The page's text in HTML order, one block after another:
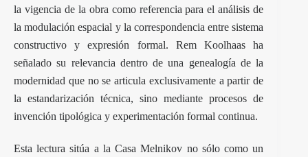
la vigencia de la obra como referencia para el análisis de
la modulación espacial y la correspondencia entre sistema
constructivo y expresión formal. Rem Koolhaas ha
señalado su relevancia dentro de una genealogía de la
modernidad que no se articula exclusivamente a partir de
la estandarización técnica, sino mediante procesos de
invención tipológica y experimentación formal continua.
Esta lectura sitúa a la Casa Melnikov no sólo como un